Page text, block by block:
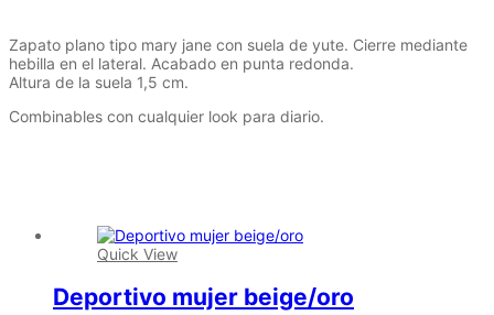
Zapato plano tipo mary jane con suela de yute. Cierre mediante
hebilla en el lateral. Acabado en punta redonda.
Altura de la suela 1,5 cm.
Combinables con cualquier look para diario.
Quick View
Deportivo mujer beige/oro